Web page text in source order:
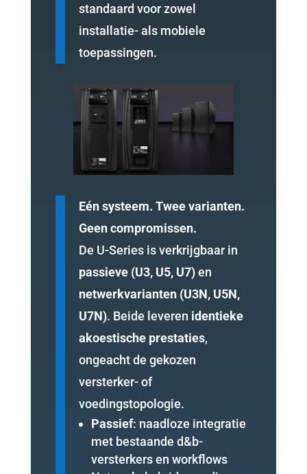
standaard voor zowel
installatie- als mobiele
toepassingen.
Eén systeem. Twee varianten.
Geen compromissen.
De U-Series is verkrijgbaar in
passieve (U3, U5, U7)en
netwerkvarianten (U3N, U5N,
U7N). Beide leveren identieke
akoestische prestaties,
ongeacht de gekozen
versterker- of
voedingstopologie.
Passief: naadloze integratie
met bestaande d&b-
versterkers en workflows